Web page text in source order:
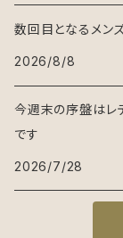
数回目となるメン
2026/8/8
今週末の序盤はレ
です
2026/7/28